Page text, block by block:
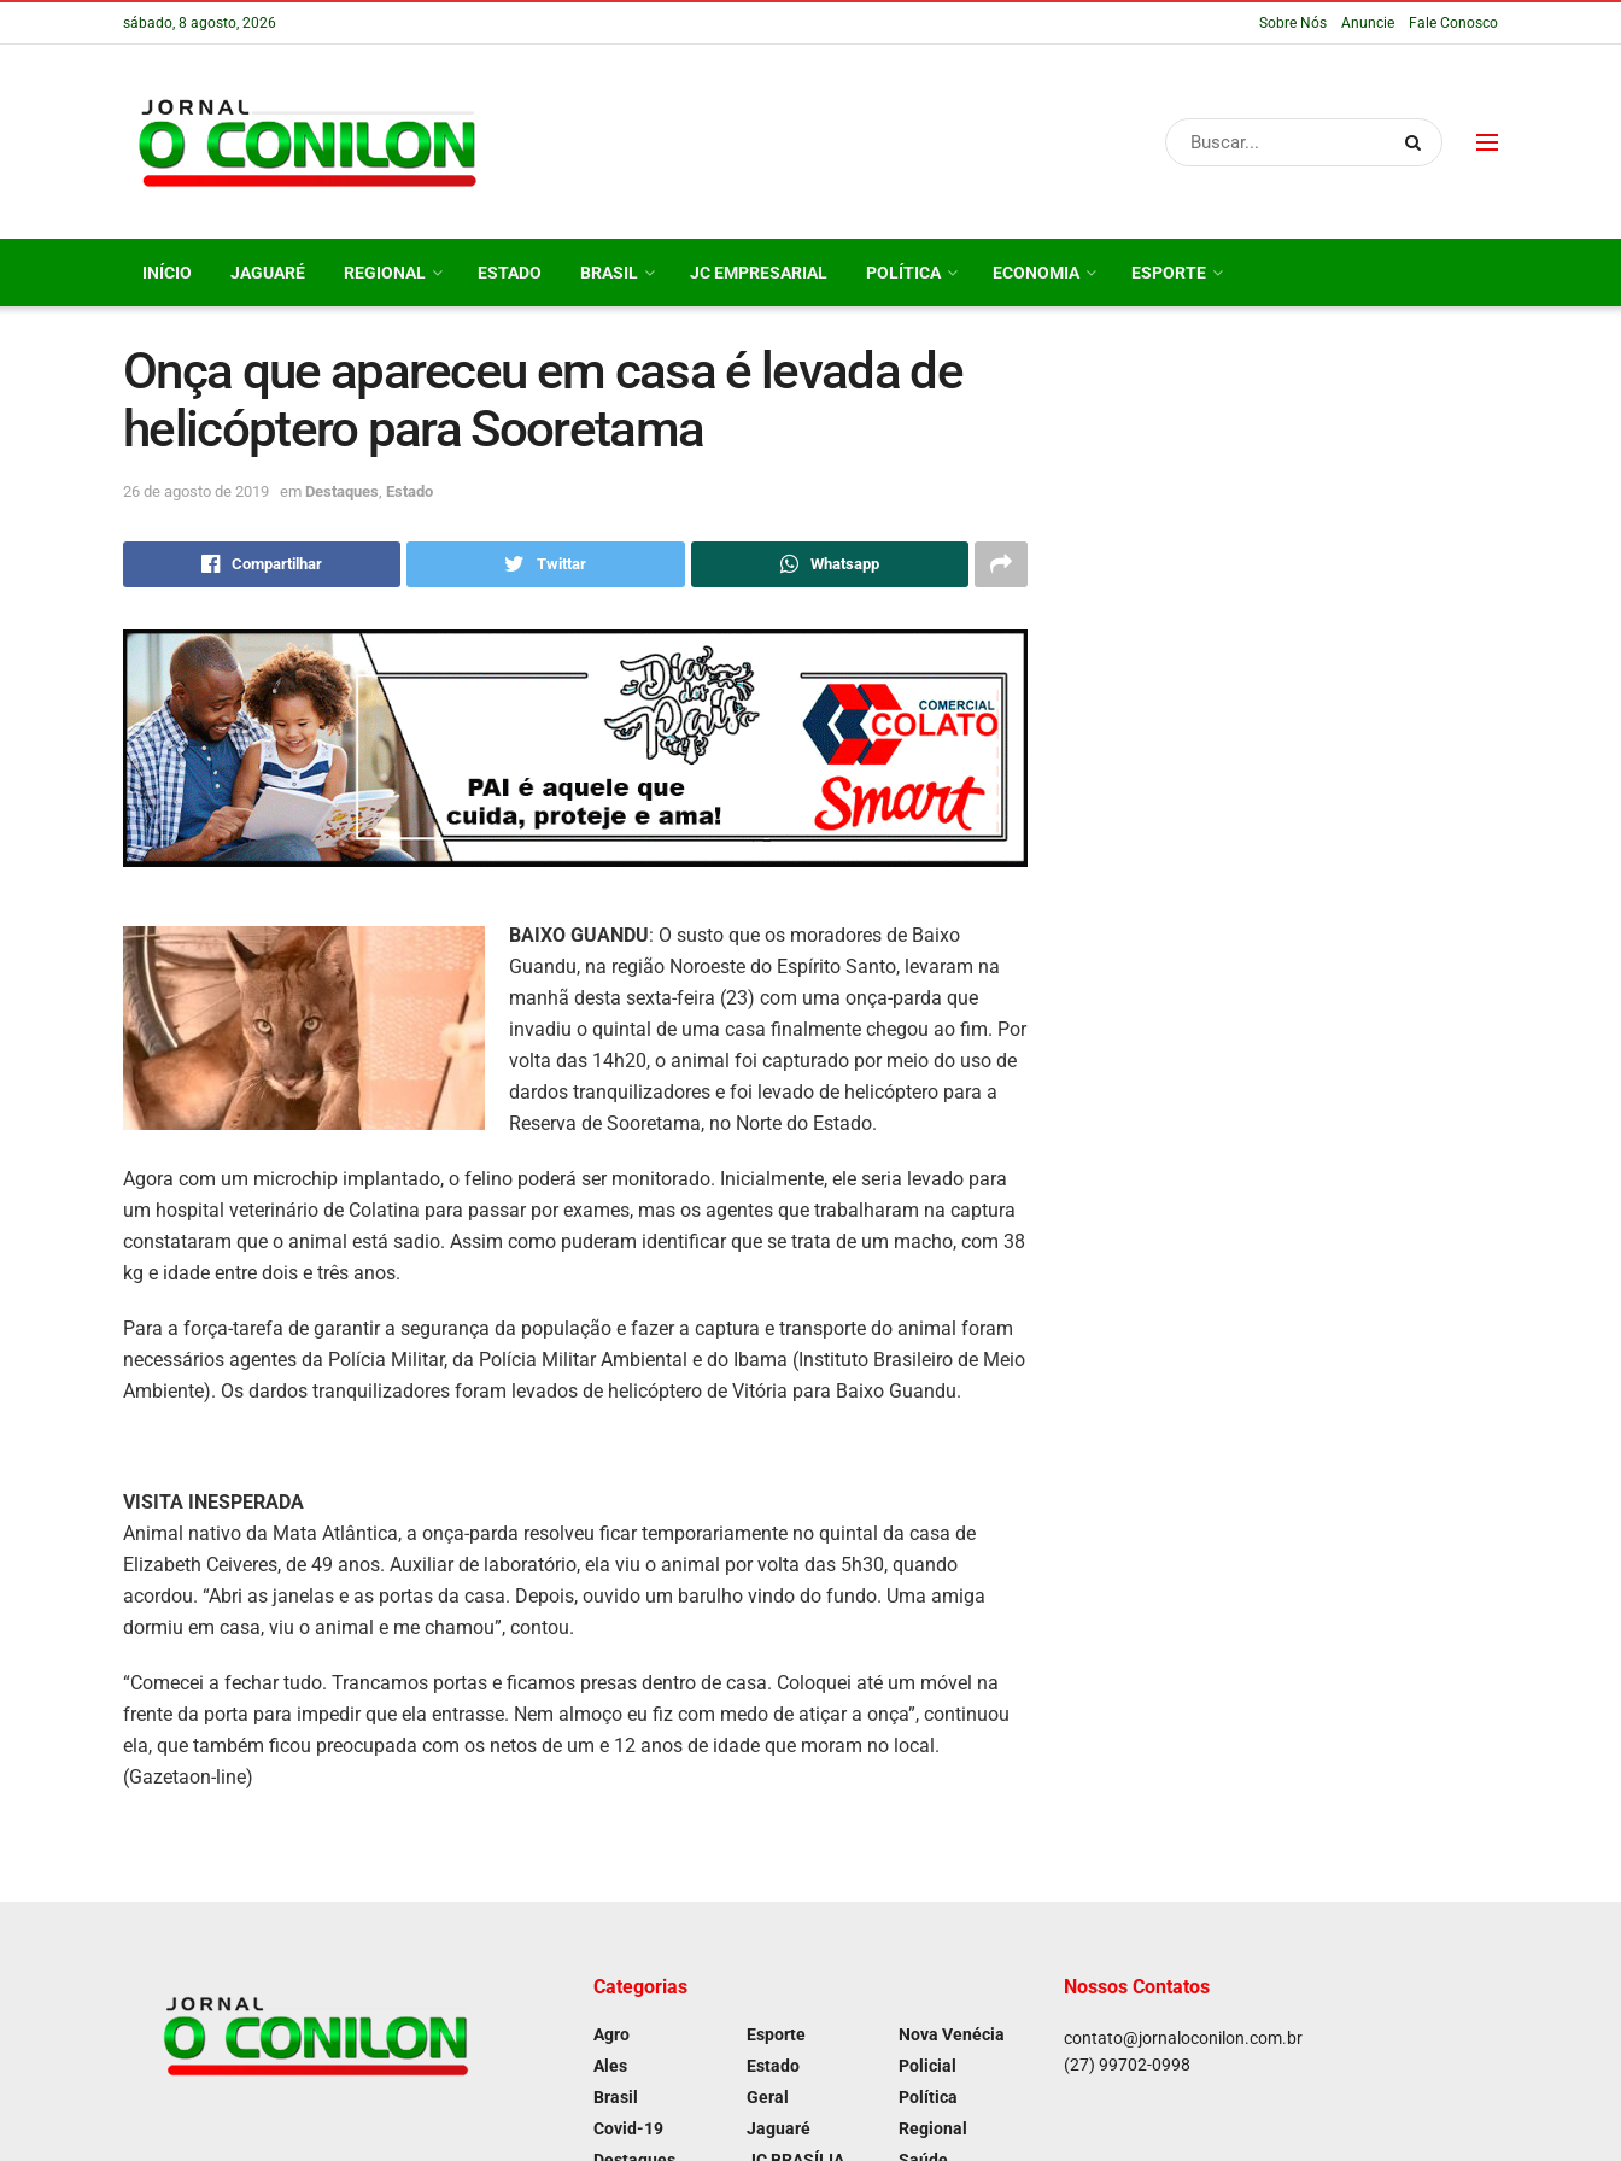
sábado, 8 agosto, 2026 Sobre Nós Anuncie Fale Conosco
INÍCIO JAGUARÉ REGIONAL ESTADO BRASIL JC EMPRESARIAL POLÍTICA ECONOMIA ESPORTE
Onça que apareceu em casa é levada de
helicóptero para Sooretama
26 de agosto de 2019 em Destaques Estado
Compartilhar Twittar Whatsapp
BAIXO GUANDU: O susto que os moradores de Baixo
Guandu, na região Noroeste do Espírito Santo, levaram na
manhã desta sexta-feira (23) com uma onça-parda que
invadiu o quintal de uma casa finalmente chegou ao fim. Por
volta das 14h20, o animal foi capturado por meio do uso de
dardos tranquilizadores e foi levado de helicóptero para a
Reserva de Sooretama, no Norte do Estado.
Agora com um microchip implantado, o felino poderá ser monitorado. Inicialmente, ele seria levado para
um hospital veterinário de Colatina para passar por exames, mas os agentes que trabalharam na captura
constataram que o animal está sadio. Assim como puderam identificar que se trata de um macho, com 38
kg e idade entre dois e três anos.
Para a força-tarefa de garantir a segurança da população e fazer a captura e transporte do animal foram
necessários agentes da Polícia Militar, da Polícia Militar Ambiental e do Ibama (Instituto Brasileiro de Meio
Ambiente). Os dardos tranquilizadores foram levados de helicóptero de Vitória para Baixo Guandu.
VISITA INESPERADA
Animal nativo da Mata Atlântica, a onça-parda resolveu ficar temporariamente no quintal da casa de
Elizabeth Ceiveres, de 49 anos. Auxiliar de laboratório, ela viu o animal por volta das 5h30, quando
acordou. “Abri as janelas e as portas da casa. Depois, ouvido um barulho vindo do fundo. Uma amiga
dormiu em casa, viu o animal e me chamou”, contou.
“Comecei a fechar tudo. Trancamos portas e ficamos presas dentro de casa. Coloquei até um móvel na
frente da porta para impedir que ela entrasse. Nem almoço eu fiz com medo de atiçar a onça”, continuou
ela, que também ficou preocupada com os netos de um e 12 anos de idade que moram no local.
(Gazetaon-line)
Categorias
Agro
Ales
Brasil
Covid-19
Esporte
Estado
Geral
Jaguaré
Nova Venécia
Policial
Política
Regional
Nossos Contatos
contato@jornaloconilon.com.br
(27) 99702-0998